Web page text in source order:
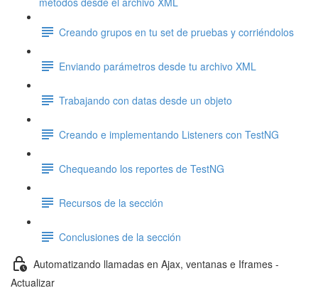
Creando grupos en tu set de pruebas y corriéndolos
Enviando parámetros desde tu archivo XML
Trabajando con datas desde un objeto
Creando e implementando Listeners con TestNG
Chequeando los reportes de TestNG
Recursos de la sección
Conclusiones de la sección
Automatizando llamadas en Ajax, ventanas e Iframes -
Actualizar